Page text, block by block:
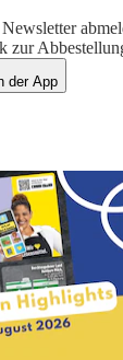
zur
der App